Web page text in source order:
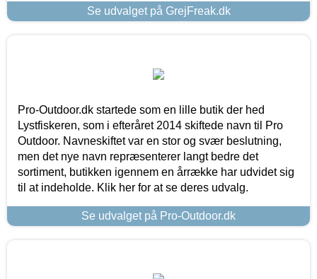
Se udvalget på GrejFreak.dk
Pro-Outdoor.dk startede som en lille butik der hed
Lystfiskeren, som i efteråret 2014 skiftede navn til Pro
Outdoor. Navneskiftet var en stor og svær beslutning,
men det nye navn repræsenterer langt bedre det
sortiment, butikken igennem en årrække har udvidet sig
til at indeholde. Klik her for at se deres udvalg.
Se udvalget på Pro-Outdoor.dk